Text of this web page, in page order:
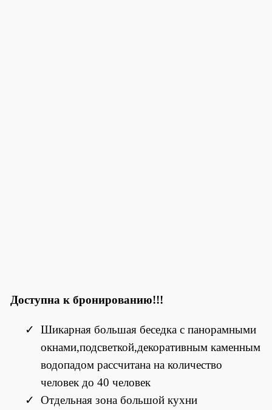
Доступна к бронированию!!!
Шикарная большая беседка с панорамными
окнами,подсветкой,декоративным каменным
водопадом рассчитана на количество
человек до 40 человек
Отдельная зона большой кухни